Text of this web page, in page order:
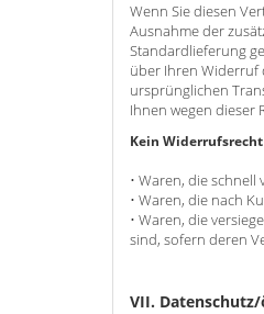
Wenn Sie diesen
Ausnahme der
Standardlieferung
über Ihren Widerruf
ursprünglichen
Ihnen wegen dieser
Kein
• Waren, die
• Waren, die nach
• Waren, die
sind, sofern deren
VII.